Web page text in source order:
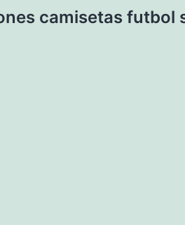
camisetas futbol